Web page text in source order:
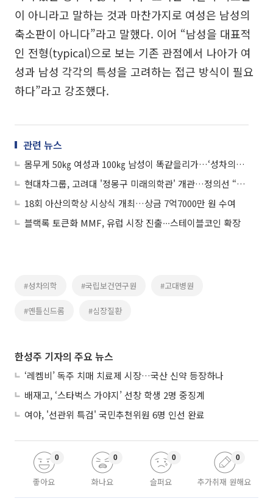
이 아니라고 말하는 것과 마찬가지로 여성은 남성의
축소판이 아니다”라고 말했다. 이어 “남성을 대표적
인 전형(typical)으로 보는 기존 관점에서 나아가 여
성과 남성 각각의 특성을 고려하는 접근 방식이 필요
하다”라고 강조했다.
관련 뉴스
몸무게 50㎏ 여성과 100㎏ 남성이 똑같을리가…‘성차의학’ 무엇?
현대차그룹, 고려대 '정몽구 미래의학관' 개관…정의선 “인류 모두에 희망 안기길”
18회 아산의학상 시상식 개최…상금 7억7000만 원 수여
블랙록 토큰화 MMF, 유럽 시장 진출∙∙∙스테이블코인 확장
#성차의학 #국립보건연구원 #고대병원
#옌틀신드롬 #심장질환
한성주 기자의 주요 뉴스
‘레켐비’ 독주 치매 치료제 시장…국산 신약 등장하나
배재고, ‘스타벅스 가야지’ 선창 학생 2명 중징계
여야, '선관위 특검' 국민추천위원 6명 인선 완료
좋아요
0
화나요
0
슬퍼요
0
추가취재 원해요
0